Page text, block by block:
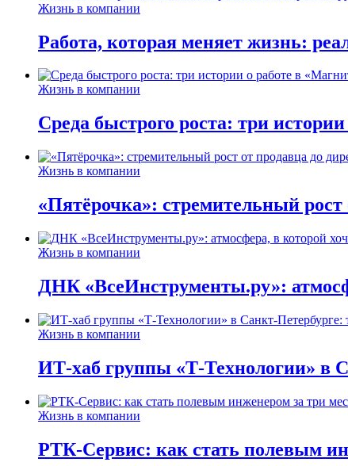
Жизнь в компании
Работа, которая меняет жизнь:
Жизнь в компании
Среда быстрого роста: три
Жизнь в компании
«Пятёрочка»: стремительный рост
Жизнь в компании
ДНК «ВсеИнструменты.ру»:
Жизнь в компании
ИТ-хаб группы «Т-Технологии» в
Жизнь в компании
РТК-Сервис: как стать полевым